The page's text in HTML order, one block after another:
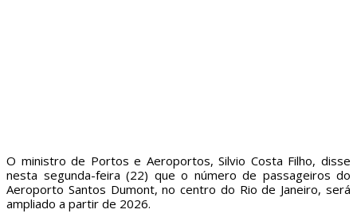
O ministro de Portos e Aeroportos, Silvio Costa Filho, disse
nesta segunda-feira (22) que o número de passageiros do
Aeroporto Santos Dumont, no centro do Rio de Janeiro, será
ampliado a partir de 2026.